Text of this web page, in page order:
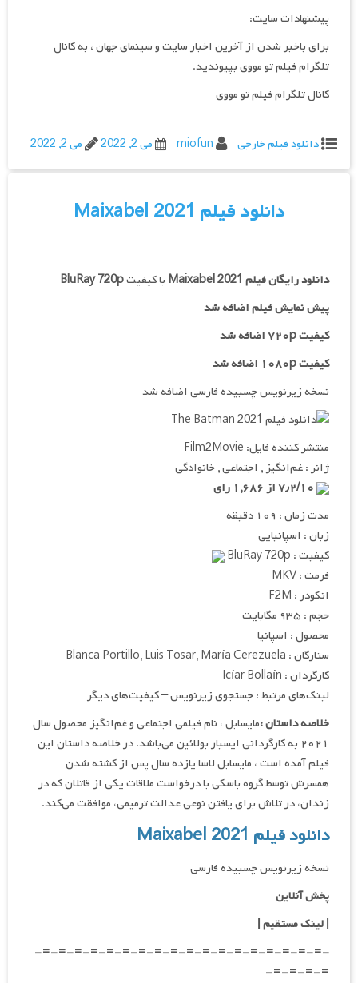
پیشنهادات سایت:
برای باخبر شدن از آخرین اخبار سایت و سینمای جهان ، به کانال
تلگرام فیلم تو مووی بپیوندید.
کانال تلگرام فیلم تو مووی
دانلود فیلم خارجی miofun می 2, 2022 می 2, 2022
دانلود فیلم Maixabel 2021
دانلود رایگان فیلم Maixabel 2021 با کیفیتBluRay 720p
پیش نمایش فیلم اضافه شد
کیفیت ۷۲۰p اضافه شد
کیفیت ۱۰۸۰p اضافه شد
نسخه زیرنویس چسبیده فارسی اضافه شد
منتشر کننده فایل: Film2Movie
ژانر : غم‌انگیز , اجتماعی , خانوادگی
مدت زمان : ۱۰۹ دقیقه
زبان : اسپانیایی
کیفیت : BluRay 720p
فرمت : MKV
انکودر : F2M
حجم : ۹۳۵ مگابایت
محصول : اسپانیا
ستارگان : Blanca Portillo, Luis Tosar, María Cerezuela
کارگردان : Icíar Bollaín
لینک‌های مرتبط : جستجوی زیرنویس – کیفیت‌های دیگر
خلاصه داستان :مایسابل ، نام فیلمی اجتماعی و غم‌انگیز محصول سال
۲۰۲۱ به کارگردانی ایسیار بولائین می‌باشد. در خلاصه داستان این
فیلم آمده است ، مایسابل لاسا یازده سال پس از کشته شدن
همسرش توسط گروه باسکی با درخواست ملاقات یکی از قاتلان که در
زندان، در تلاش برای یافتن نوعی عدالت ترمیمی، موافقت می‌کند.
دانلود فیلم Maixabel 2021
نسخه زیرنویس چسبیده فارسی
پخش آنلاین
| لینک مستقیم|
-=-=-=-=-=-=-=-=-=-=-=-=-=-=-=-=-=-=-
=-=-=-=-